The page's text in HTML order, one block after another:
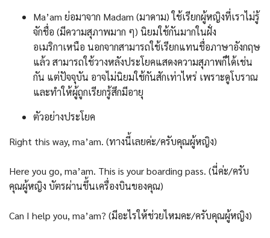
Ma’am ย่อมาจาก Madam (มาดาม) ใช้เรียกผู้หญิงที่เราไม่รู้
จักชื่อ (มีความสุภาพมาก ๆ) นิยมใช้กันมากในฝั่ง
อเมริกาเหนือ นอกจากสามารถใช้เรียกแทนชื่อภาษาอังกฤษ
แล้ว สามารถใช้วางหลังประโยคแสดงความสุภาพก็ได้เช่น
กัน แต่ปัจจุบัน อาจไม่นิยมใช้กันสักเท่าไหร่ เพราะดูโบราณ
และทำให้ผู้ถูกเรียกรู้สึกมีอายุ
ตัวอย่างประโยค
Right this way, ma’am. (ทางนี้เลยค่ะ/ครับคุณผู้หญิง)
Here you go, ma’am. This is your boarding pass. (นี่ค่ะ/ครับ
คุณผู้หญิง บัตรผ่านขึ้นเครื่องบินของคุณ)
Can I help you, ma’am? (มีอะไรให้ช่วยไหมคะ/ครับคุณผู้หญิง)